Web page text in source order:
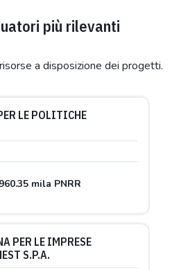
più rilevanti
a disposizione dei progetti.
LE POLITICHE
mila PNRR
PER LE IMPRESE
S.P.A.